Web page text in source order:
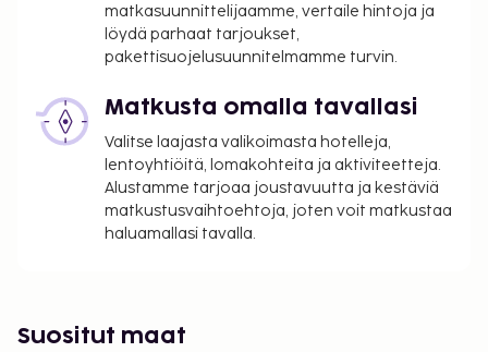
matkasuunnittelijaamme, vertaile hintoja ja
löydä parhaat tarjoukset,
pakettisuojelusuunnitelmamme turvin.
Matkusta omalla tavallasi
Valitse laajasta valikoimasta hotelleja,
lentoyhtiöitä, lomakohteita ja aktiviteetteja.
Alustamme tarjoaa joustavuutta ja kestäviä
matkustusvaihtoehtoja, joten voit matkustaa
haluamallasi tavalla.
Suositut maat